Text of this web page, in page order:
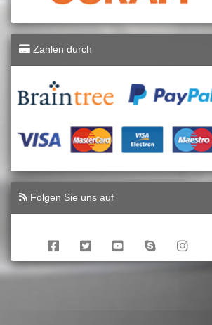
Zahlen durch
Folgen Sie uns auf